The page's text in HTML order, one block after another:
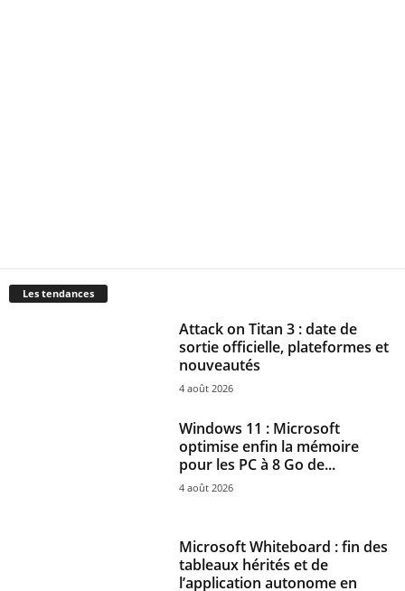
Les tendances
Attack on Titan 3 : date de
sortie officielle, plateformes et
nouveautés
4 août 2026
Windows 11 : Microsoft
optimise enfin la mémoire
pour les PC à 8 Go de...
4 août 2026
Microsoft Whiteboard : fin des
tableaux hérités et de
l’application autonome en